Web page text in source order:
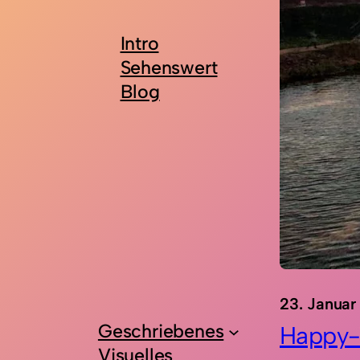
Intro
Sehenswert
Blog
Geschriebenes
Visuelles
23. Januar